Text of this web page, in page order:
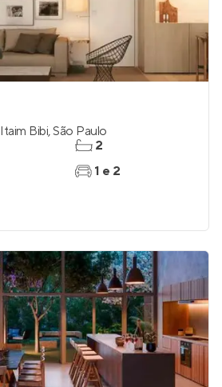
Itaim Bibi,São Paulo
2
1 e 2